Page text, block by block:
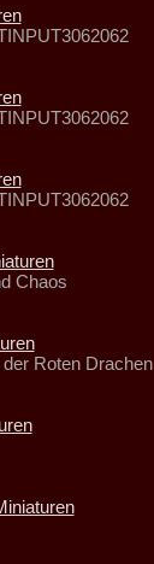
Chaos
Roten Drachen